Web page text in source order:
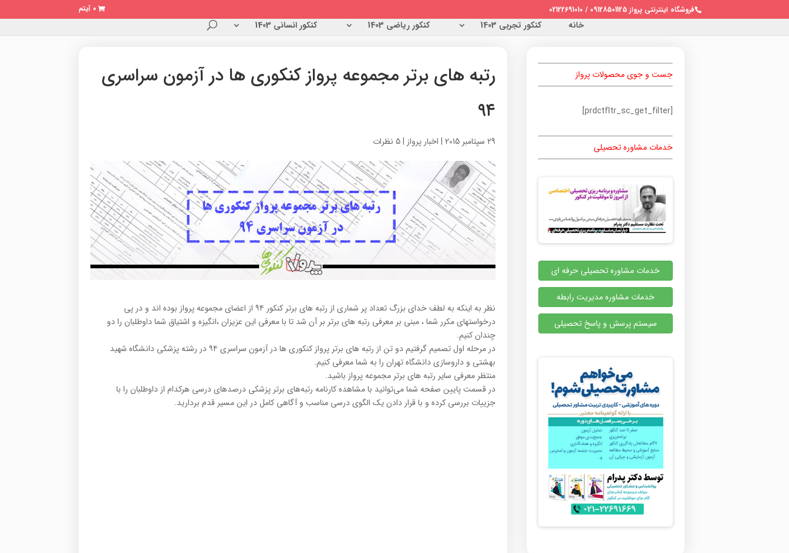
فروشگاه اینترنتی پرواز 09128501125 / 02122691010 0 آیتم
خانه کنکور تجربی 1403 کنکور ریاضی 1403 کنکور انسانی 1403
رتبه های برتر مجموعه پرواز کنکوری ها در آزمون سراسری
۹۴
29 سپتامبر 2015 | اخبار پرواز |5 نظرات
نظر به اینکه به لطف خدای بزرگ تعداد پر شماری از رتبه های برتر کنکور ۹۴ از اعضای مجموعه پرواز بوده اند و در پی
درخواستهای مکرر شما ، مبنی بر معرفی رتبه های برتر بر آن شد تا با معرفی این عزیزان ،انگیزه و اشتیاق شما داوطلبان را دو
چندان کنیم.
در مرحله اول تصمیم گرفتیم دو تن از رتبه های برتر پرواز کنکوری ها در آزمون سراسری ۹۴ در رشته پزشکی دانشگاه شهید
بهشتی و داروسازی دانشگاه تهران را به شما معرفی کنیم.
منتظر معرفی سایر رتبه های برتر مجموعه پرواز باشید.
در قسمت پایین صفحه شما می‌توانید با مشاهده کارنامه رتبه‌های برتر پزشکی درصدهای درسی هرکدام از داوطلبان را با
جزییات بررسی کرده و با قرار دادن یک الگوی درسی مناسب و آگاهی کامل در این مسیر قدم بردارید.
جست و جوی محصولات پرواز
[prdctfltr_sc_get_filter]
خدمات مشاوره تحصیلی
خدمات مشاوره تحصیلی حرفه ای
خدمات مشاوره مدیریت رابطه
سیستم پرسش و پاسخ تحصیلی